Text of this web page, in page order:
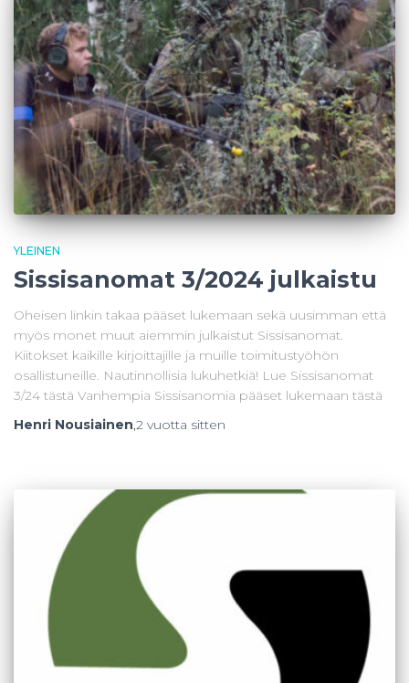
YLEINEN
Sissisanomat 3/2024 julkaistu
Oheisen linkin takaa pääset lukemaan sekä uusimman että
myös monet muut aiemmin julkaistut Sissisanomat.
Kiitokset kaikille kirjoittajille ja muille toimitustyöhön
osallistuneille. Nautinnollisia lukuhetkiä! Lue Sissisanomat
3/24 tästä Vanhempia Sissisanomia pääset lukemaan tästä
Henri Nousiainen,2 vuotta sitten